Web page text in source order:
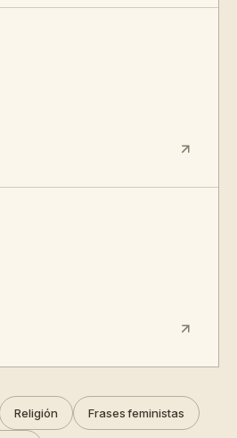
Religión Frases feministas